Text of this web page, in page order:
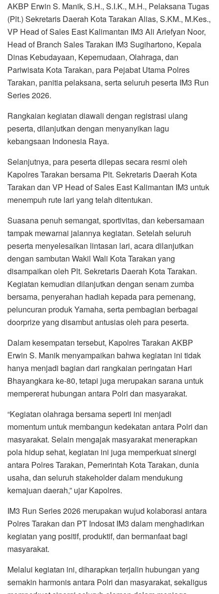
AKBP Erwin S. Manik, S.H., S.I.K., M.H., Pelaksana Tugas
(Plt.) Sekretaris Daerah Kota Tarakan Alias, S.KM., M.Kes.,
VP Head of Sales East Kalimantan IM3 Ali Ariefyan Noor,
Head of Branch Sales Tarakan IM3 Sugihartono, Kepala
Dinas Kebudayaan, Kepemudaan, Olahraga, dan
Pariwisata Kota Tarakan, para Pejabat Utama Polres
Tarakan, panitia pelaksana, serta seluruh peserta IM3 Run
Series 2026.
Rangkaian kegiatan diawali dengan registrasi ulang
peserta, dilanjutkan dengan menyanyikan lagu
kebangsaan Indonesia Raya.
Selanjutnya, para peserta dilepas secara resmi oleh
Kapolres Tarakan bersama Plt. Sekretaris Daerah Kota
Tarakan dan VP Head of Sales East Kalimantan IM3 untuk
menempuh rute lari yang telah ditentukan.
Suasana penuh semangat, sportivitas, dan kebersamaan
tampak mewarnai jalannya kegiatan. Setelah seluruh
peserta menyelesaikan lintasan lari, acara dilanjutkan
dengan sambutan Wakil Wali Kota Tarakan yang
disampaikan oleh Plt. Sekretaris Daerah Kota Tarakan.
Kegiatan kemudian dilanjutkan dengan senam zumba
bersama, penyerahan hadiah kepada para pemenang,
peluncuran produk Yamaha, serta pembagian berbagai
doorprize yang disambut antusias oleh para peserta.
Dalam kesempatan tersebut, Kapolres Tarakan AKBP
Erwin S. Manik menyampaikan bahwa kegiatan ini tidak
hanya menjadi bagian dari rangkaian peringatan Hari
Bhayangkara ke-80, tetapi juga merupakan sarana untuk
mempererat hubungan antara Polri dan masyarakat.
“Kegiatan olahraga bersama seperti ini menjadi
momentum untuk membangun kedekatan antara Polri dan
masyarakat. Selain mengajak masyarakat menerapkan
pola hidup sehat, kegiatan ini juga memperkuat sinergi
antara Polres Tarakan, Pemerintah Kota Tarakan, dunia
usaha, dan seluruh stakeholder dalam mendukung
kemajuan daerah,” ujar Kapolres.
IM3 Run Series 2026 merupakan wujud kolaborasi antara
Polres Tarakan dan PT Indosat IM3 dalam menghadirkan
kegiatan yang positif, produktif, dan bermanfaat bagi
masyarakat.
Melalui kegiatan ini, diharapkan terjalin hubungan yang
semakin harmonis antara Polri dan masyarakat, sekaligus